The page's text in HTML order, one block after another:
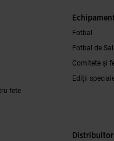
fete
Fotbal
Fotbal de
Comitete și
Ediții